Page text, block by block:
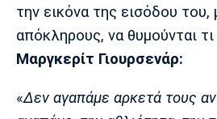
την εικόνα της εισόδου του,
απόκληρους, να θυμούνται
Μαργκερίτ Γιουρσενάρ:
«Δεν αγαπάμε αρκετά τους